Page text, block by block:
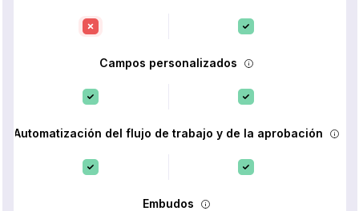
Campos personalizados
Automatización del flujo de trabajo y de la aprobación
Embudos